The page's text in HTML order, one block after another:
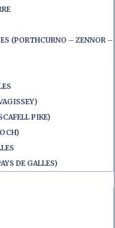
(PORTHCURNO – ZENNOR –
PIKE)
DE GALLES)